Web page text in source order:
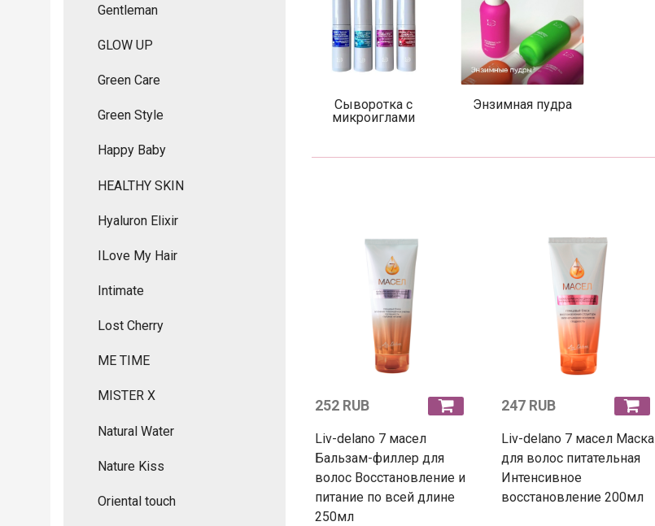
Сыворотка с
микроиглами
Энзимная пудра
252 RUB
Liv-delano 7 масел
Бальзам-филлер для
волос Восстановление и
питание по всей длине
250мл
247 RUB
Liv-delano 7 масел Маска
для волос питательная
Интенсивное
восстановление 200мл
Gentleman
GLOW UP
Green Care
Green Style
Happy Baby
HEALTHY SKIN
Hyaluron Elixir
ILove My Hair
Intimate
Lost Cherry
ME TIME
MISTER X
Natural Water
Nature Kiss
Oriental touch